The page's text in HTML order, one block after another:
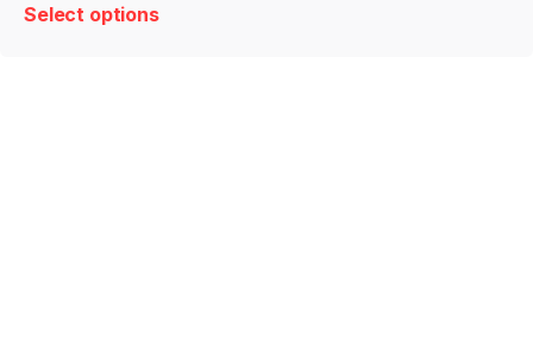
Select options